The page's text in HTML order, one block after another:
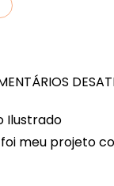
Ilustrado
meu projeto